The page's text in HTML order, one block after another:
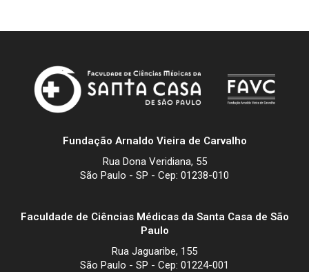
Fundação Arnaldo Vieira de Carvalho
Rua Dona Veridiana, 55
São Paulo - SP - Cep: 01238-010
Faculdade de Ciências Médicas da Santa Casa de São
Paulo
Rua Jaguaribe, 155
São Paulo - SP - Cep: 01224-001